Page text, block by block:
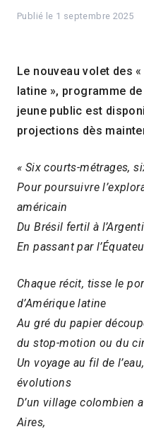
Publié le 1 septembre 2025
Le nouveau volet des
latine », programme
jeune public est
projections dès
« Six courts-métrages,
Pour poursuivre
américain
Du Brésil fertil à
En passant par
Chaque récit, tisse le
d’Amérique latine
Au gré du papier
du stop-motion ou du
Un voyage au fil de
évolutions
D’un village colombien
Aires,